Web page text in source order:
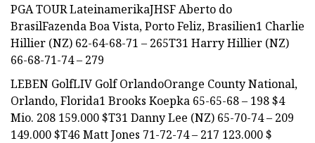
PGA TOUR LateinamerikaJHSF Aberto do
BrasilFazenda Boa Vista, Porto Feliz, Brasilien1 Charlie
Hillier (NZ) 62-64-68-71 – 265T31 Harry Hillier (NZ)
66-68-71-74 – 279
LEBEN GolfLIV Golf OrlandoOrange County National,
Orlando, Florida1 Brooks Koepka 65-65-68 – 198 $4
Mio. 208 159.000 $T31 Danny Lee (NZ) 65-70-74 – 209
149.000 $T46 Matt Jones 71-72-74 – 217 123.000 $